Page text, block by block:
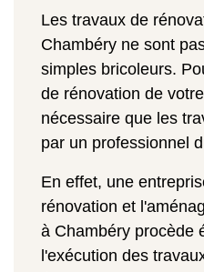
Les travaux de
Chambéry ne sont
simples bricoleurs.
de rénovation de
nécessaire que les
par un professionnel
En effet, une
rénovation et
à Chambéry procède
l'exécution des